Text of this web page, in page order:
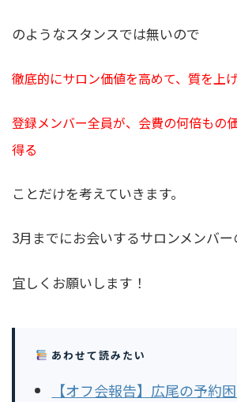
のようなスタンスでは無いので
徹底的にサロン価値を高めて、質を上げ
登録メンバー全員が、会費の何倍もの
得る
ことだけを考えていきます。
3月までにお会いするサロンメンバ
宜しくお願いします！
あわせて読みたい
【オフ会報告】広尾の予約